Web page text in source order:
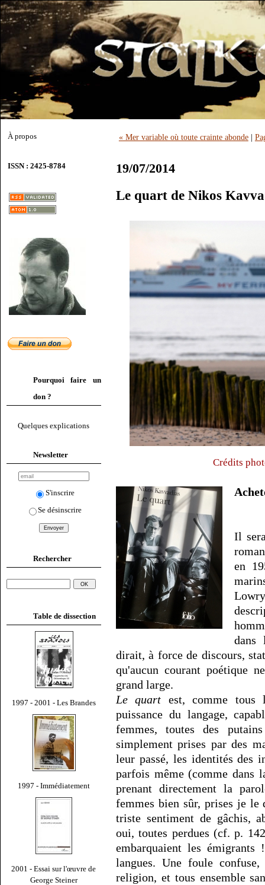
À propos
ISSN : 2425-8784
Pourquoi faire un
don ?
Quelques explications
Newsletter
S'inscrire
Se désinscrire
Rechercher
Table de dissection
1997 - 2001 - Les Brandes
1997 - Immédiatement
2001 - Essai sur l'œuvre de
George Steiner
« Mer variable où toute crainte abonde|
19/07/2014
Le quart de Nikos
Crédits
Il
en
dans
dirait, à force de discours,
qu'aucun courant poétique
grand large.
Le quart est, comme tous
puissance du langage,
femmes, toutes des
simplement prises par des
leur passé, les identités des
parfois même (comme dans
prenant directement la
femmes bien sûr, prises je
triste sentiment de gâchis,
oui, toutes perdues (cf. p.
embarquaient les
langues. Une foule
religion, et tous ensemble